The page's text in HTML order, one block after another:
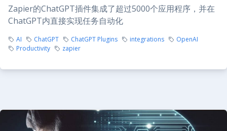
Zapier的ChatGPT插件集成了超过5000个应用程序，并在
ChatGPT内直接实现任务自动化
AI ChatGPT ChatGPT Plugins integrations
OpenAI
Productivity
zapier